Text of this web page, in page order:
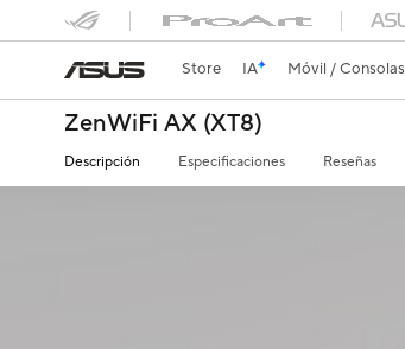
Store IA Móvil / Consolas
ZenWiFi AX (XT8)
Descripción Especificaciones Reseñas